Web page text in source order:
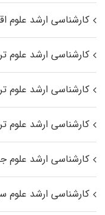
کارشناسی ارشد علوم
کارشناسی ارشد علوم
کارشناسی ارشد علوم
کارشناسی ارشد علوم
کارشناسی ارشد علوم
کارشناسی ارشد علوم